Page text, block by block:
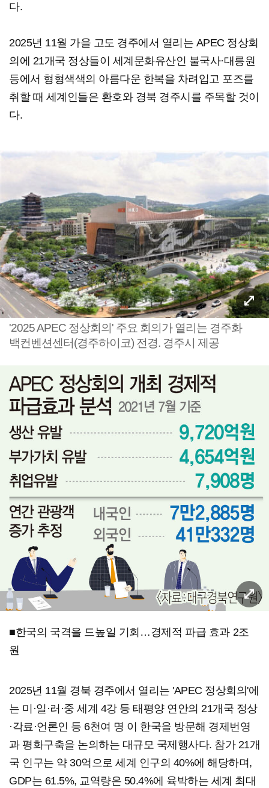
다.
2025년 11월 가을 고도 경주에서 열리는 APEC 정상회
의에 21개국 정상들이 세계문화유산인 불국사·대릉원
등에서 형형색색의 아름다운 한복을 차려입고 포즈를
취할 때 세계인들은 환호와 경북 경주시를 주목할 것이
다.
'2025 APEC 정상회의' 주요 회의가 열리는 경주화
백컨벤션센터(경주하이코) 전경. 경주시 제공
■한국의 국격을 드높일 기회…경제적 파급 효과 2조
원
2025년 11월 경북 경주에서 열리는 'APEC 정상회의'에
는 미·일·러·중 세계 4강 등 태평양 연안의 21개국 정상
·각료·언론인 등 6천여 명 이 한국을 방문해 경제번영
과 평화구축을 논의하는 대규모 국제행사다. 참가 21개
국 인구는 약 30억으로 세계 인구의 40%에 해당하며,
GDP는 61.5%, 교역량은 50.4%에 육박하는 세계 최대